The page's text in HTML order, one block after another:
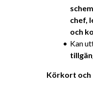
chef,
och
Kan
Körkort och